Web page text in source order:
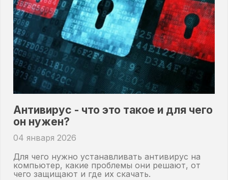
Антивирус - что это такое и для чего
он нужен?
04 января 2026
Для чего нужно устанавливать антивирус на
компьютер, какие проблемы они решают, от
чего защищают и где их скачать.